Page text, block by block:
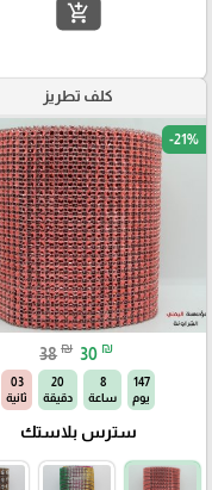
add_shopping_cart
كلف تطريز
-21%
38 ₪ 30 ₪
147
يوم
8
ساعة
20
دقيقة
02
ثانية
سترس بلاستك